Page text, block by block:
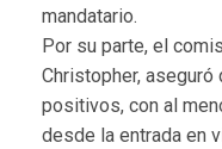
mandatario.
Por su parte, el
Christopher,
positivos, con al
desde la entrada en